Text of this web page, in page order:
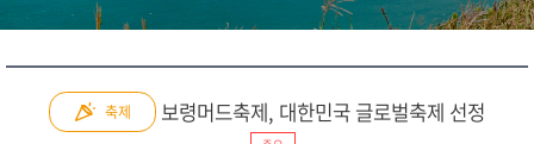
축제 보령머드축제, 대한민국 글로벌축제 선정